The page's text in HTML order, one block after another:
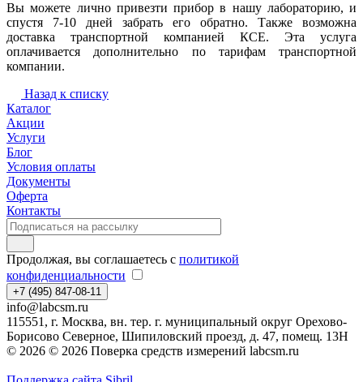
Вы можете лично привезти прибор в нашу лабораторию, и
спустя 7-10 дней забрать его обратно. Также возможна
доставка транспортной компанией КСЕ. Эта услуга
оплачивается дополнительно по тарифам транспортной
компании.
Назад к списку
Каталог
Акции
Услуги
Блог
Условия оплаты
Документы
Оферта
Контакты
Продолжая, вы соглашаетесь с политикой
конфиденциальности
+7 (495) 847-08-11
info@labcsm.ru
115551, г. Москва, вн. тер. г. муниципальный округ Орехово-
Борисово Северное, Шипиловский проезд, д. 47, помещ. 13Н
© 2026 © 2026 Поверка средств измерений labcsm.ru